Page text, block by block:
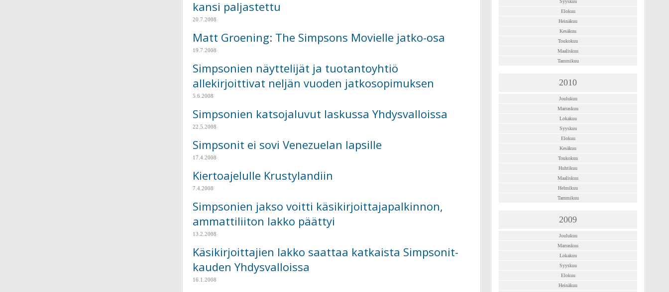
kansi paljastettu
20.7.2008
Matt Groening: The Simpsons Movielle jatko-osa
19.7.2008
Simpsonien näyttelijät ja tuotantoyhtiö
allekirjoittivat neljän vuoden jatkosopimuksen
5.6.2008
Simpsonien katsojaluvut laskussa Yhdysvalloissa
22.5.2008
Simpsonit ei sovi Venezuelan lapsille
17.4.2008
Kiertoajelulle Krustylandiin
7.4.2008
Simpsonien jakso voitti käsikirjoittajapalkinnon,
ammattiliiton lakko päättyi
13.2.2008
Käsikirjoittajien lakko saattaa katkaista Simpsonit-
kauden Yhdysvalloissa
16.1.2008
Syyskuu
Elokuu
Heinäkuu
Kesäkuu
Toukokuu
Maaliskuu
Tammikuu
2010
Joulukuu
Marraskuu
Lokakuu
Syyskuu
Elokuu
Kesäkuu
Toukokuu
Huhtikuu
Maaliskuu
Helmikuu
Tammikuu
2009
Joulukuu
Marraskuu
Lokakuu
Syyskuu
Elokuu
Heinäkuu